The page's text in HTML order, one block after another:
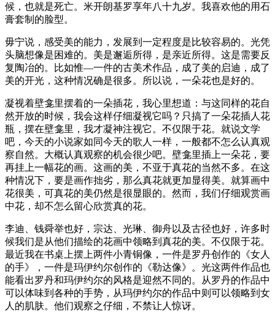
候，也就是死亡。米开朗基罗享年八十九岁。我喜欢他的用石
膏套制的脸型。
毋宁说，感受美的能力，发展到一定程度是比较容易的。光凭
头脑想像是困难的。美是邂逅所得，是亲近所得。这是需要反
复陶冶的。比如惟—一件的古美术作品，成了美的启迪，成了
美的开光，这种情况确是很多。所以说，一朵花也是好的。
凝视着壁龛里摆着的一朵插花，我心里想道：与这同样的花自
然开放的时候，我会这样仔细凝视它吗？只搞了一朵花插人花
瓶，摆在壁龛里，我才凝神注视它。不仅限于花。就说文学
吧，今天的小说家如同今天的歌人一样，一般都不怎么认真观
察自然。大概认真观察的机会很少吧。壁龛里插上一朵花，要
再挂上一幅花的画。这画的美，不亚于真花的当然不多。在这
种情况下，要是画作拙劣，那么真花就更加显得美。就算画中
花很美，可真花的美仍然是很显眼的。然而，我们仔细观赏画
中花，却不怎么留心欣赏真的花。
李迪、钱舜举也好，宗达、光琳、御舟以及古径也好，许多时
候我们是从他们描绘的花画中领略到真花的美。不仅限于花。
最近我在书桌上摆上两件小青铜像，一件是罗丹创作的《女人
的手》，一件是玛伊约尔创作的《勒达像》。光这两件作品也
能看出罗丹和玛伊约尔的风格是迎然不同的。从罗丹的作品中
可以体味到各种的手势，从玛伊约尔的作品中则可以领略到女
人的肌肤。他们观察之仔细，不禁让人惊讶。